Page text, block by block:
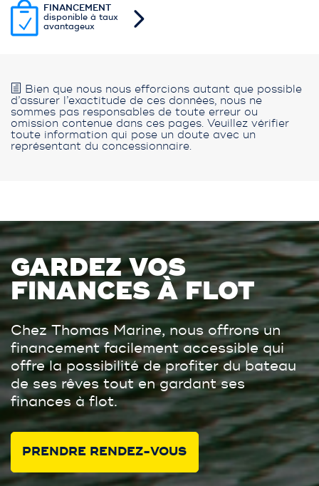
FINANCEMENT
disponible à taux
avantageux
Bien que nous nous efforcions autant que possible
d’assurer l’exactitude de ces données, nous ne
sommes pas responsables de toute erreur ou
omission contenue dans ces pages. Veuillez vérifier
toute information qui pose un doute avec un
représentant du concessionnaire.
GARDEZ VOS
FINANCES À FLOT
Chez Thomas Marine, nous offrons un
financement facilement accessible qui
offre la possibilité de profiter du bateau
de ses rêves tout en gardant ses
finances à flot.
PRENDRE RENDEZ-VOUS